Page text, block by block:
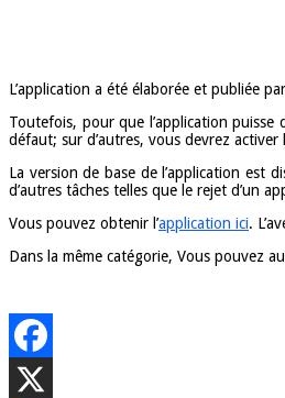
L’application a été élaborée et publiée
Toutefois, pour que l’application
défaut; sur d’autres, vous devrez
La version de base de l’application est
d’autres tâches telles que le rejet d’un
Vous pouvez obtenir l’application ici.
Dans la même catégorie, Vous pouvez